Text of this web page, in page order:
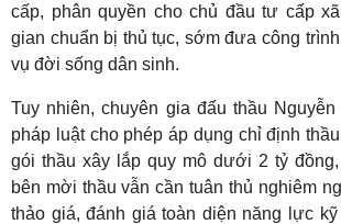
cấp, phân quyền cho chủ đầu tư cấp
gian chuẩn bị thủ tục, sớm đưa công
vụ đời sống dân sinh.
Tuy nhiên, chuyên gia đấu thầu
pháp luật cho phép áp dụng chỉ định
gói thầu xây lắp quy mô dưới 2 tỷ
bên mời thầu vẫn cần tuân thủ nghiêm
thảo giá, đánh giá toàn diện năng lực